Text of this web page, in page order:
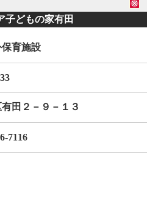
子どもの家有田
保育施設
有田２－９－１３
7116